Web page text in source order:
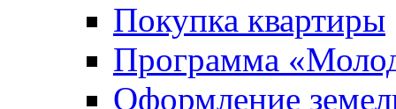
Покупка квартиры
Программа
Оформление